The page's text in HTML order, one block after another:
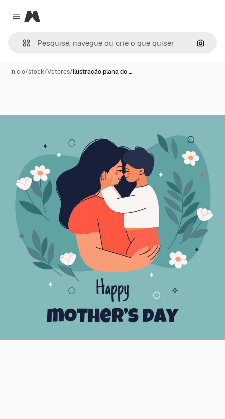
Close menu
Magnific
Início/stock/Vetores/Ilustração plana do …